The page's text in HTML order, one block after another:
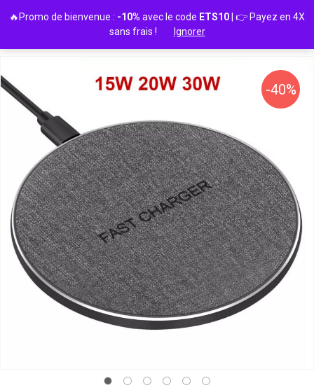
-40%
🔥Promo de bienvenue : -10% avec le code ETS10 | 👉 Payez en 4X
sans frais !
Ignorer